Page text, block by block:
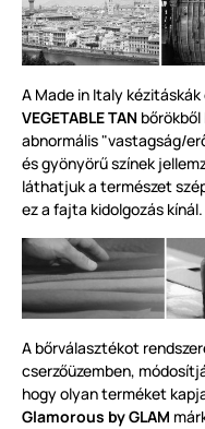
A Made in Italy kézitáskák
VEGETABLE TAN bőrökből
abnormális "vastagság/
és gyönyörű színek
láthatjuk a természet
ez a fajta kidolgozás kínál.
A bőrválasztékot
cserzőüzemben, módosít
hogy olyan terméket
Glamorous by GLAM már